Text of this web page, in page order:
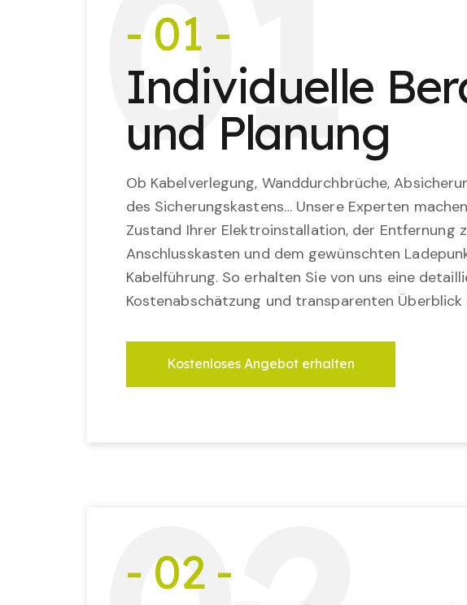
01
- 01 -
Individuelle
und Planung
Ob Kabelverlegung, Wanddurchbrüche,
des Sicherungskastens… Unsere Experten
Zustand Ihrer Elektroinstallation, der Entfernung
Anschlusskasten und dem gewünschten
Kabelführung. So erhalten Sie von uns eine
Kostenabschätzung und transparenten
Kostenloses Angebot erhalten
- 02 -